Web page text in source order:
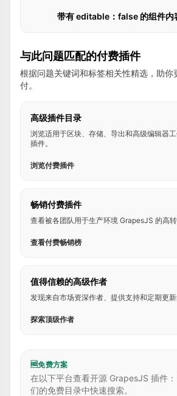
带有 editable：false 的组件内
与此问题匹配的付费插件
根据问题关键词和标签相关性精选，助你
付。
高级插件目录
浏览适用于区块、存储、导出和高级编辑器
插件。
浏览付费插件
畅销付费插件
查看被各团队用于生产环境 GrapesJS 的高转
查看付费畅销榜
值得信赖的高级作者
发现来自市场资深作者、提供支持和定期更新
探索顶级作者
🆓免费方案
在以下平台查看开源 GrapesJS 插件：
们的免费目录中快速搜索。